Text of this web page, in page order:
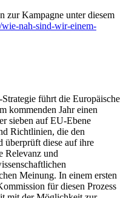
zur Kampagne unter diesem
wie-nah-sind-wir-einem-
-Strategie führt die Europäische
kommenden Jahr einen
sieben auf EU-Ebene
Richtlinien, die den
überprüft diese auf ihre
Relevanz und
Meinung. In einem ersten
für diesen Prozess